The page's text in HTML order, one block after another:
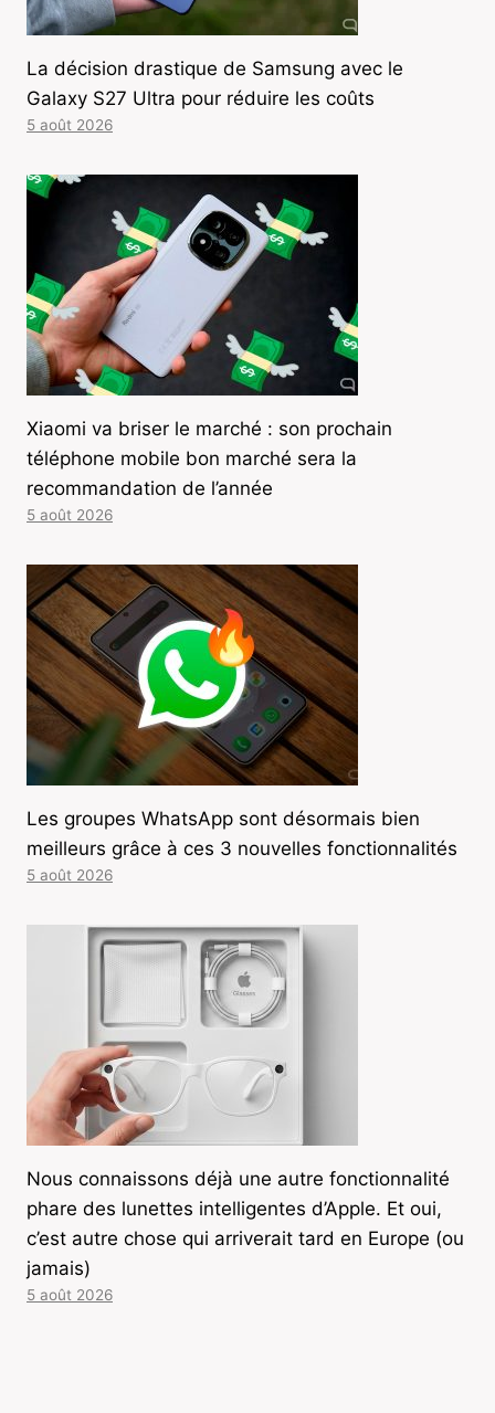
La décision drastique de Samsung avec le
Galaxy S27 Ultra pour réduire les coûts
5 août 2026
Xiaomi va briser le marché : son prochain
téléphone mobile bon marché sera la
recommandation de l’année
5 août 2026
Les groupes WhatsApp sont désormais bien
meilleurs grâce à ces 3 nouvelles fonctionnalités
5 août 2026
Nous connaissons déjà une autre fonctionnalité
phare des lunettes intelligentes d’Apple. Et oui,
c’est autre chose qui arriverait tard en Europe (ou
jamais)
5 août 2026